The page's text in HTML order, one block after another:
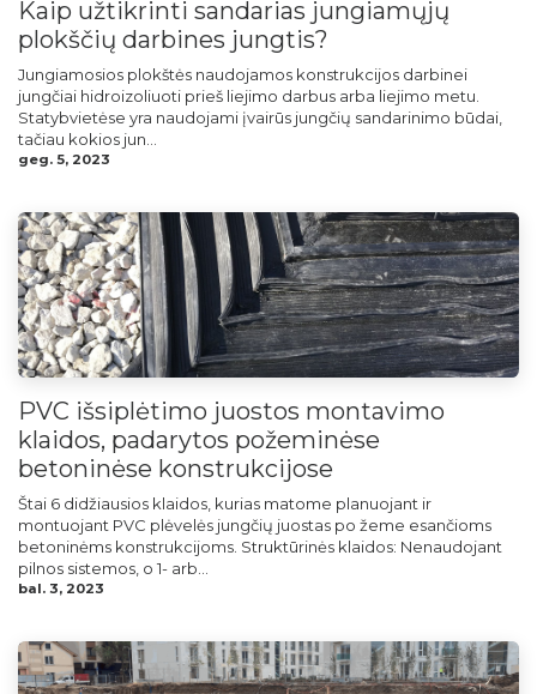
Kaip užtikrinti sandarias jungiamųjų
plokščių darbines jungtis?
Jungiamosios plokštės naudojamos konstrukcijos darbinei
jungčiai hidroizoliuoti prieš liejimo darbus arba liejimo metu.
Statybvietėse yra naudojami įvairūs jungčių sandarinimo būdai,
tačiau kokios jun...
geg. 5, 2023
PVC išsiplėtimo juostos montavimo
klaidos, padarytos požeminėse
betoninėse konstrukcijose
Štai 6 didžiausios klaidos, kurias matome planuojant ir
montuojant PVC plėvelės jungčių juostas po žeme esančioms
betoninėms konstrukcijoms. Struktūrinės klaidos: Nenaudojant
pilnos sistemos, o 1- arb...
bal. 3, 2023